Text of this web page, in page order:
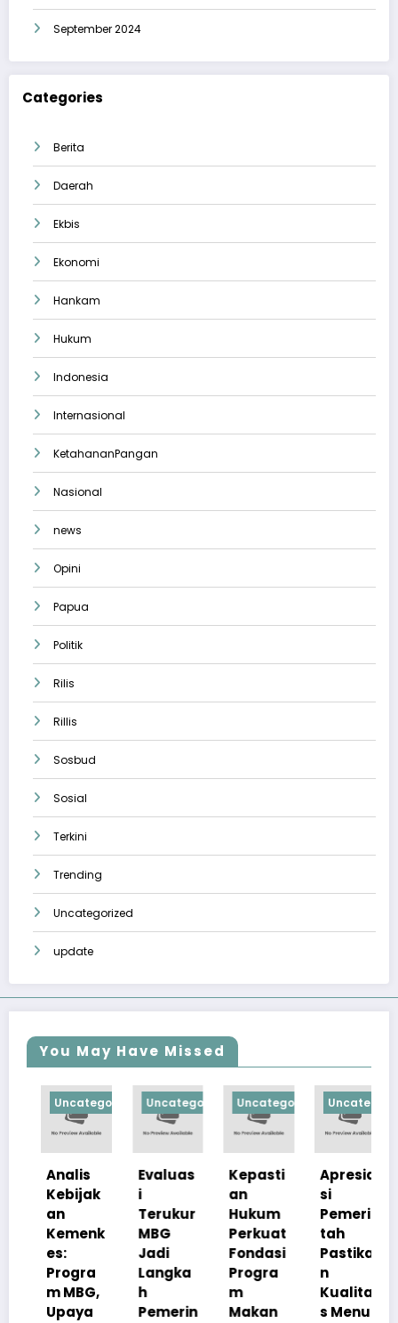
September 2024
Categories
Berita
Daerah
Ekbis
Ekonomi
Hankam
Hukum
Indonesia
Internasional
KetahananPangan
Nasional
news
Opini
Papua
Politik
Rilis
Rillis
Sosbud
Sosial
Terkini
Trending
Uncategorized
update
You May Have Missed
Uncategorized
Analis
Kebijak
an
Kemenk
es:
Progra
m MBG,
Upaya
Uncategorized
Evaluas
Terukur
MBG
Jadi
Langka
Pemerin
Uncategorized
Kepasti
an
Hukum
Perkuat
Fondasi
Progra
m
Makan
Apresia
Pemerin
tah
Pastika
Kualita
s Menu